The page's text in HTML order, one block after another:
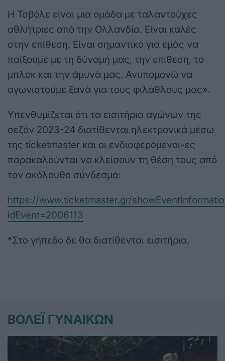
Η Τσβόλε είναι μια ομάδα με ταλαντούχες
αθλήτριες από την Ολλανδία. Είναι καλές
στην επίθεση. Είναι σημαντικό για εμάς να
παίξουμε με τη δύναμή μας, την επίθεση, το
μπλοκ και την άμυνά μας. Ανυπομονώ να
αγωνιστούμε ξανά για τους φιλάθλους μας».
Υπενθυμίζεται ότι τα εισιτήρια αγώνων της
σεζόν 2023-24 διατίθενται ηλεκτρονικά μέσω
της ticketmaster και οι ενδιαφερόμενοι-ες
παρακαλούνται να κλείσουν τη θέση τους από
τον ακόλουθο σύνδεσμο:
https://www.ticketmaster.gr/
idEvent=2006113
*Στο γήπεδο δε θα διατίθενται εισιτήρια.
ΒΟΛΕΪ ΓΥΝΑΙΚΩΝ